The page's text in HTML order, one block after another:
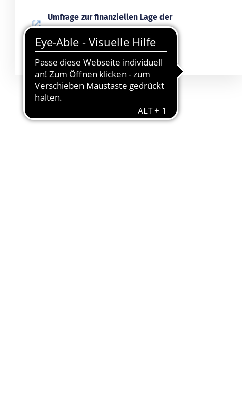
Umfrage zur finanziellen Lage der
sozialen Arbeit
Publikation PDF